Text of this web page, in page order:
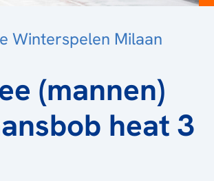
Winterspelen Milaan
(mannen)
heat 3